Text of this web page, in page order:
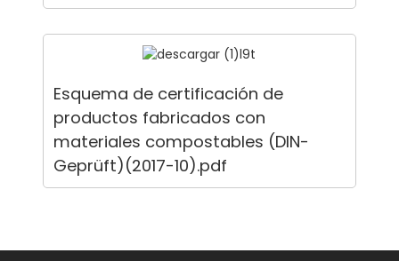
Esquema de certificación de
productos fabricados con
materiales compostables (DIN-
Geprüft)(2017-10).pdf